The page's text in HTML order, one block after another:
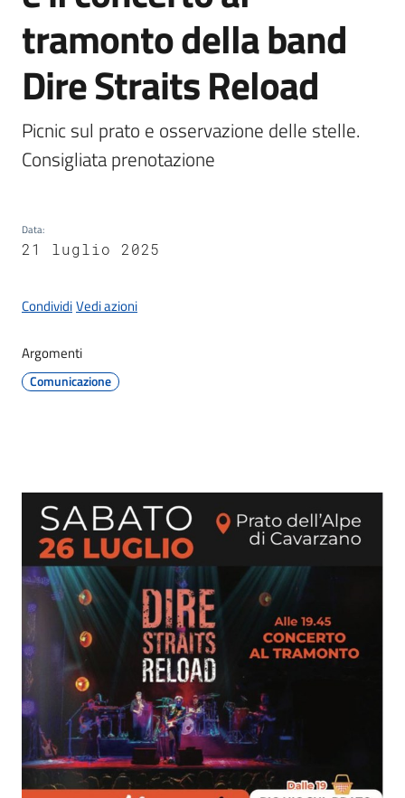
Documenti
e
dati
Seguici
tramonto della band
Dire Straits Reload
Picnic sul prato e osservazione delle stelle.
Consigliata prenotazione
Data:
21 luglio 2025
CondividiVedi azioni
Argomenti
Comunicazione